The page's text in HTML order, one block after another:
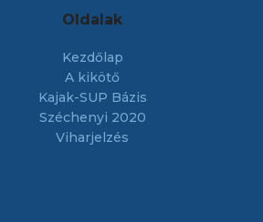
Oldalak
Kezdőlap
A kikötő
Kajak-SUP Bázis
Széchenyi 2020
Viharjelzés